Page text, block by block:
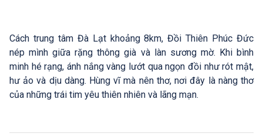
Cách trung tâm Đà Lạt khoảng 8km, Đồi Thiên Phúc Đức
nép mình giữa rặng thông già và làn sương mờ. Khi bình
minh hé rạng, ánh nắng vàng lướt qua ngọn đồi như rót mật,
hư ảo và dịu dàng. Hùng vĩ mà nên thơ, nơi đây là nàng thơ
của những trái tim yêu thiên nhiên và lãng mạn.